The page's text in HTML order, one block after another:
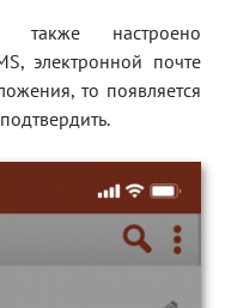
настроено
электронной почте
то появляется